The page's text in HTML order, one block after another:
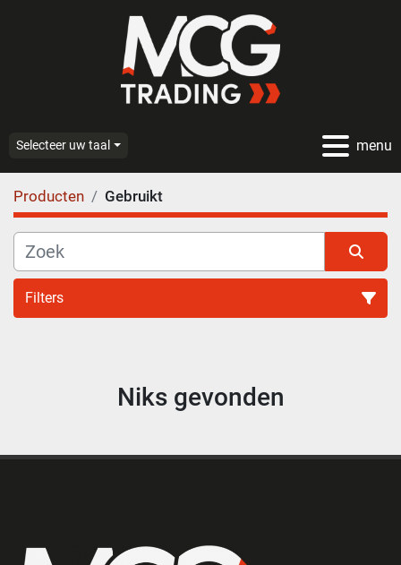
menu
Selecteer uw taal
Producten Gebruikt
Filters
Sorteren op
Niks gevonden